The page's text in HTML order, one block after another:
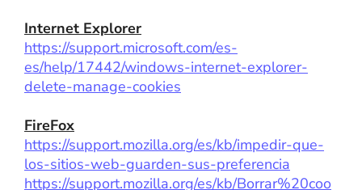
Internet Explorer
https://support.microsoft.com/es-
es/help/17442/windows-internet-explorer-
delete-manage-cookies
FireFox
https://support.mozilla.org/es/kb/impedir-que-
los-sitios-web-guarden-sus-preferencia
https://support.mozilla.org/es/kb/Borrar%20coo